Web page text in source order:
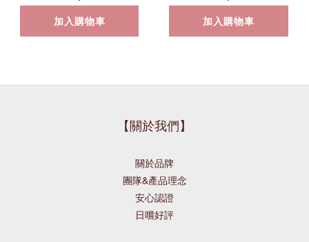
加入購物車 加入購物車
【關於我們】
關於品牌
團隊&產品理念
安心認證
日嚐好評